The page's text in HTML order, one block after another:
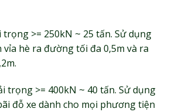
trọng >= 250kN ~ 25 tấn. Sử dụng
vỉa hè ra đường tối đa 0,5m và ra
trọng >= 400kN ~ 40 tấn. Sử dụng
đỗ xe dành cho mọi phương tiện